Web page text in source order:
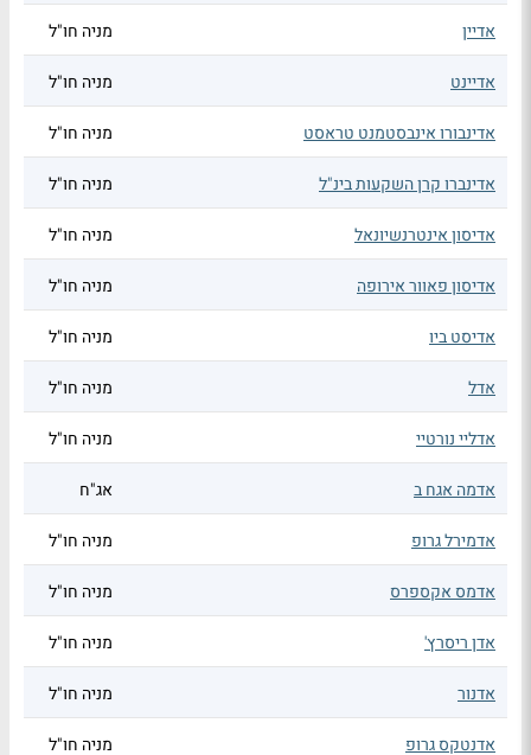
אדיין מניה חו"ל
אדיינט מניה חו"ל
אדינבורו אינבסטמנט טראסט מניה חו"ל
אדינברו קרן השקעות בינ"ל מניה חו"ל
אדיסון אינטרנשיונאל מניה חו"ל
אדיסון פאוור אירופה מניה חו"ל
אדיסט ביו מניה חו"ל
אדל מניה חו"ל
אדליי נורטיי מניה חו"ל
אדמה אגח ב אג"ח
אדמירל גרופ מניה חו"ל
אדמס אקספרס מניה חו"ל
אדן ריסרץ' מניה חו"ל
אדנור מניה חו"ל
אדנטקס גרופ מניה חו"ל